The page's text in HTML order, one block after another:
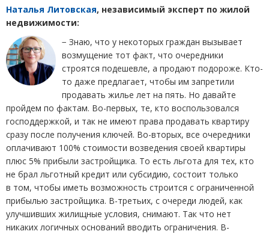
Наталья Литовская, независимый эксперт по жилой
недвижимости:
− Знаю, что у некоторых граждан вызывает
возмущение тот факт, что очередники
строятся подешевле, а продают подороже. Кто-
то даже предлагает, чтобы им запретили
продавать жилье лет на пять. Но давайте
пройдем по фактам. Во-первых, те, кто воспользовался
господдержкой, и так не имеют права продавать квартиру
сразу после получения ключей. Во-вторых, все очередники
оплачивают 100% стоимости возведения своей квартиры
плюс 5% прибыли застройщика. То есть льгота для тех, кто
не брал льготный кредит или субсидию, состоит только
в том, чтобы иметь возможность строится с ограниченной
прибылью застройщика. В-третьих, с очереди людей, как
улучшивших жилищные условия, снимают. Так что нет
никаких логичных оснований вводить ограничения. В-